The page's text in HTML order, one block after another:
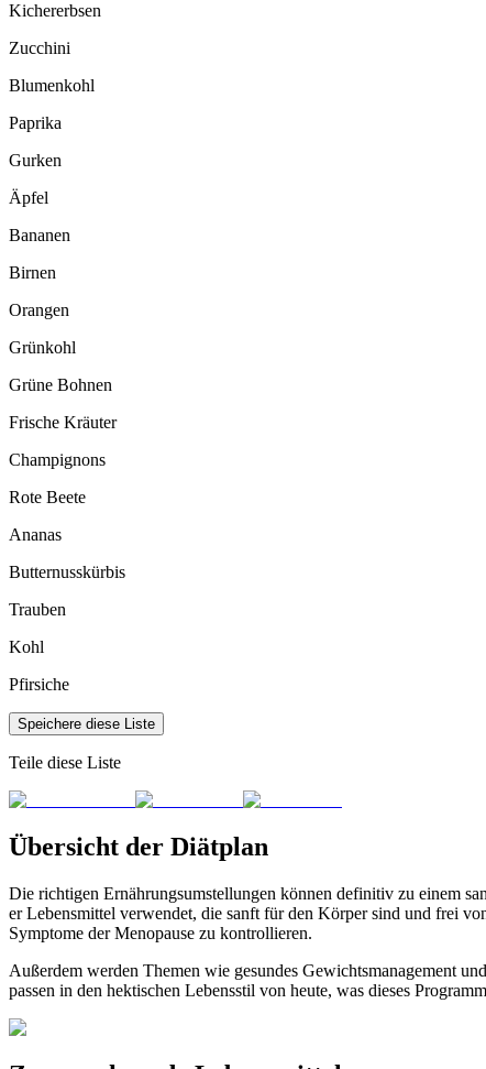
Kichererbsen
Zucchini
Blumenkohl
Paprika
Gurken
Äpfel
Bananen
Birnen
Orangen
Grünkohl
Grüne Bohnen
Frische Kräuter
Champignons
Rote Beete
Ananas
Butternusskürbis
Trauben
Kohl
Pfirsiche
Speichere diese Liste
Teile diese Liste
Übersicht der Diätplan
Die richtigen Ernährungsumstellungen können definitiv zu einem
er Lebensmittel verwendet, die sanft für den Körper sind und frei
Symptome der Menopause zu kontrollieren.
Außerdem werden Themen wie gesundes Gewichtsmanagement
passen in den hektischen Lebensstil von heute, was dieses